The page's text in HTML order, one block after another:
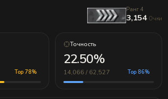
Ранг 4
3,154 Очки
Top 78%
Точность
22.50%
14,066 / 62,527 Top 86%